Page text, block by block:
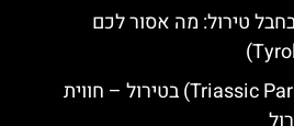
טירול: מה אסור לכם
פארק הדינוזאורים (Triassic Park) בטירול – חווית